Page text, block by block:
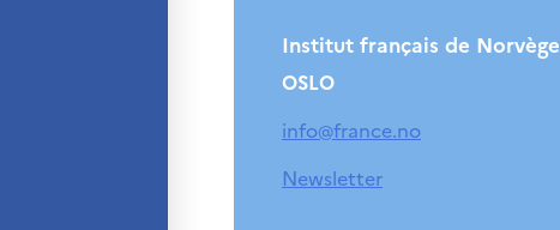
Institut français de Norvège
OSLO
info@france.no
Newsletter